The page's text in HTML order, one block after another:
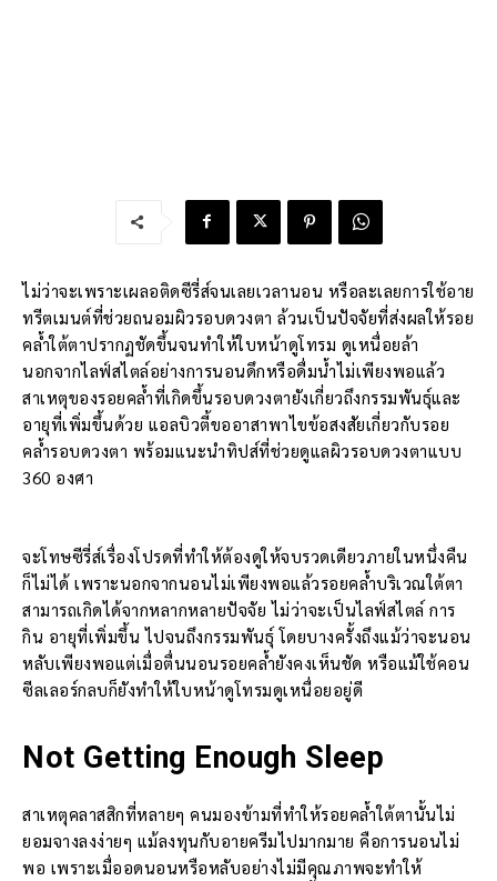
ไม่ว่าจะเพราะเผลอติดซีรี่ส์จนเลยเวลานอน หรือละเลยการใช้อาย
ทรีตเมนต์ที่ช่วยถนอมผิวรอบดวงตา ล้วนเป็นปัจจัยที่ส่งผลให้รอย
คล้ำใต้ตาปรากฏชัดขึ้นจนทำให้ใบหน้าดูโทรม ดูเหนื่อยล้า
นอกจากไลฟ์สไตล์อย่างการนอนดึกหรือดื่มน้ำไม่เพียงพอแล้ว
สาเหตุของรอยคล้ำที่เกิดขึ้นรอบดวงตายังเกี่ยวถึงกรรมพันธุ์และ
อายุที่เพิ่มขึ้นด้วย แอลบิวตี้ขออาสาพาไขข้อสงสัยเกี่ยวกับรอย
คล้ำรอบดวงตา พร้อมแนะนำทิปส์ที่ช่วยดูแลผิวรอบดวงตาแบบ
360 องศา
จะโทษซีรี่ส์เรื่องโปรดที่ทำให้ต้องดูให้จบรวดเดียวภายในหนึ่งคืน
ก็ไม่ได้ เพราะนอกจากนอนไม่เพียงพอแล้วรอยคล้ำบริเวณใต้ตา
สามารถเกิดได้จากหลากหลายปัจจัย ไม่ว่าจะเป็นไลฟ์สไตล์ การ
กิน อายุที่เพิ่มขึ้น ไปจนถึงกรรมพันธุ์ โดยบางครั้งถึงแม้ว่าจะนอน
หลับเพียงพอแต่เมื่อตื่นนอนรอยคล้ำยังคงเห็นชัด หรือแม้ใช้คอน
ซีลเลอร์กลบก็ยังทำให้ใบหน้าดูโทรมดูเหนื่อยอยู่ดี
Not Getting Enough Sleep
สาเหตุคลาสสิกที่หลายๆ คนมองข้ามที่ทำให้รอยคล้ำใต้ตานั้นไม่
ยอมจางลงง่ายๆ แม้ลงทุนกับอายครีมไปมากมาย คือการนอนไม่
พอ เพราะเมื่ออดนอนหรือหลับอย่างไม่มีคุณภาพจะทำให้